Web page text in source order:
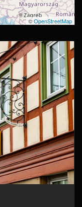
©OpenStreetMap